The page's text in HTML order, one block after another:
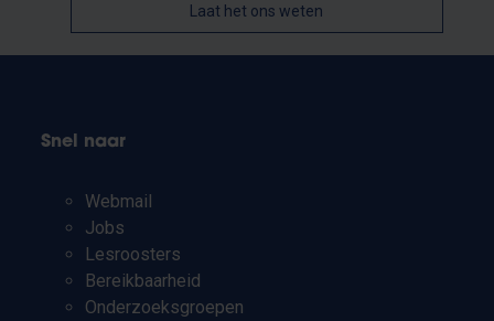
Laat het ons weten
Snel naar
Webmail
Jobs
Lesroosters
Bereikbaarheid
Onderzoeksgroepen